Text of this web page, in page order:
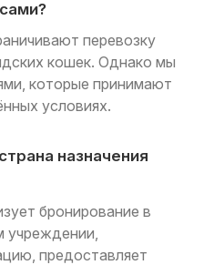
перевозку
кошек. Однако мы
которые принимают
условиях.
назначения
бронирование в
учреждении,
предоставляет